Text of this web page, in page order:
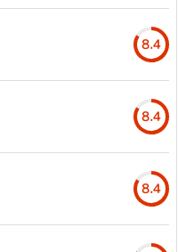
8.4
8.4
8.4